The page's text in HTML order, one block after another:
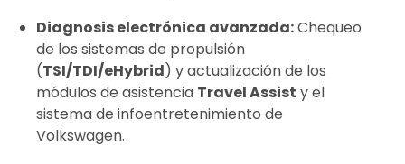
Diagnosis electrónica avanzada:Chequeo
de los sistemas de propulsión
(TSI/TDI/eHybrid) y actualización de los
módulos de asistencia Travel Assist y el
sistema de infoentretenimiento de
Volkswagen.